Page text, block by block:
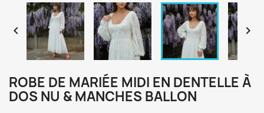
 
ROBE DE MARIÉE MIDI EN DENTELLE À
DOS NU & MANCHES BALLON